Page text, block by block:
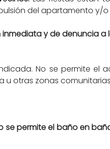
del apartamento y/
y de denuncia a
No se permite el
u otras zonas
se permite el baño en